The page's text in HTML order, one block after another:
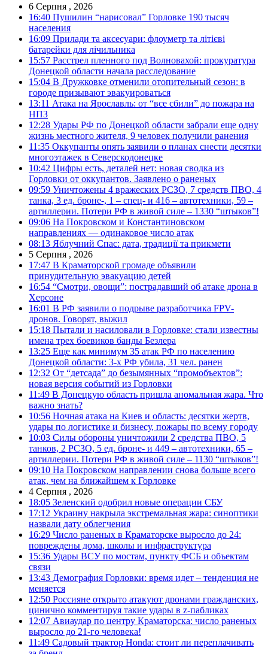
6 Серпня , 2026
16:40 Пушилин “нарисовал” Горловке 190 тысяч
населения
16:09 Прилади та аксесуари: флоуметр та літієві
батарейки для лічильника
15:57 Расстрел пленного под Волновахой: прокуратура
Донецкой области начала расследование
15:04 В Дружковке отменили отопительный сезон: в
городе призывают эвакуироваться
13:11 Атака на Ярославль: от “все сбили” до пожара на
НПЗ
12:28 Удары РФ по Донецкой области забрали еще одну
жизнь местного жителя, 9 человек получили ранения
11:35 Оккупанты опять заявили о планах снести десятки
многоэтажек в Северскодонецке
10:42 Цифры есть, деталей нет: новая сводка из
Горловки от оккупантов. Заявлено о раненых
09:59 Уничтожены 4 вражеских РСЗО, 7 средств ПВО, 4
танка, 3 ед. броне-, 1 – спец- и 416 – автотехники, 59 –
артиллерии. Потери РФ в живой силе – 1330 “штыков”!
09:06 На Покровском и Константиновском
направлениях — одинаковое число атак
08:13 Яблучний Спас: дата, традиції та прикмети
5 Серпня , 2026
17:47 В Краматорской громаде объявили
принудительную эвакуацию детей
16:54 “Смотри, овощи”: пострадавший об атаке дрона в
Херсоне
16:01 В РФ заявили о подрыве разработчика FPV-
дронов. Говорят, выжил
15:18 Пытали и насиловали в Горловке: стали известны
имена трех боевиков банды Безлера
13:25 Еще как минимум 35 атак РФ по населению
Донецкой области: 3-х РФ убила, 31 чел. ранен
12:32 От “детсада” до безымянных “промобъектов”:
новая версия событий из Горловки
11:49 В Донецкую область пришла аномальная жара. Что
важно знать?
10:56 Ночная атака на Киев и область: десятки жертв,
удары по логистике и бизнесу, пожары по всему городу
10:03 Силы обороны уничтожили 2 средства ПВО, 5
танков, 2 РСЗО, 5 ед. броне- и 449 – автотехники, 65 –
артиллерии. Потери РФ в живой силе – 1130 “штыков”!
09:10 На Покровском направлении снова больше всего
атак, чем на ближайшем к Горловке
4 Серпня , 2026
18:05 Зеленский одобрил новые операции СБУ
17:12 Украину накрыла экстремальная жара: синоптики
назвали дату облегчения
16:29 Число раненых в Краматорске выросло до 24:
повреждены дома, школы и инфраструктура
15:36 Удары ВСУ по мостам, пункту ФСБ и объектам
связи
13:43 Демография Горловки: время идет – тенденция не
меняется
12:50 Россияне открыто атакуют дронами гражданских,
цинично комментируя такие удары в z-пабликах
12:07 Авиаудар по центру Краматорска: число раненых
выросло до 21-го человека!
11:49 Садовый трактор Honda: стоит ли переплачивать